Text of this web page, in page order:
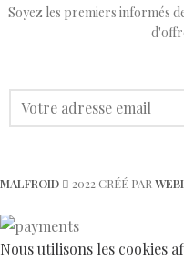
Soyez les premiers informés
MALFROID 2022 CRÉÉ PAR
Nous utilisons les cookies